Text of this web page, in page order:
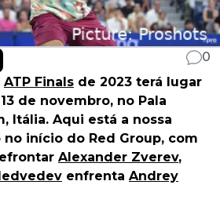
0
ATP Finals de 2023 terá lugar
de novembro, no Pala
Itália. Aqui está a nossa
no início do Red Group, com
Alexander Zverev,
enfrenta Andrey